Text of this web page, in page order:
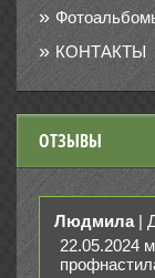
КОНТАКТЫ
ОТЗЫВЫ
Людмила |
22.05.2024